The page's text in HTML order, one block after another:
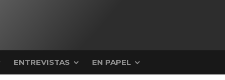
ENTREVISTAS EN PAPEL